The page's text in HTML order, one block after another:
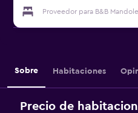
Proveedor para B&B
Sobre Habitaciones
Precio de